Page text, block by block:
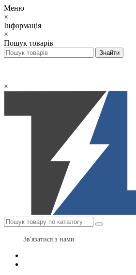
Меню
×
Інформація
×
Пошук товарів
×
Зв'язатися з нами